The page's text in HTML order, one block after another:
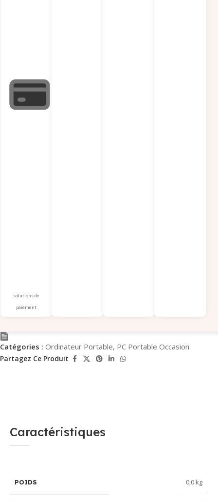
solutions de
paiement
Catégories : Ordinateur Portable, PC Portable Occasion
Partagez Ce Produit
Caractéristiques
POIDS 0,0 kg